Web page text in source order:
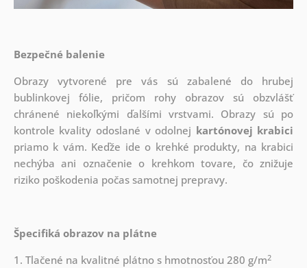
Bezpečné balenie
Obrazy vytvorené pre vás sú zabalené do hrubej
bublinkovej fólie, pričom rohy obrazov sú obzvlášť
chránené niekoľkými ďalšími vrstvami. Obrazy sú po
kontrole kvality odoslané v odolnej kartónovej krabici
priamo k vám. Keďže ide o krehké produkty, na krabici
nechýba ani označenie o krehkom tovare, čo znižuje
riziko poškodenia počas samotnej prepravy.
Špecifiká obrazov na plátne
1. Tlačené na kvalitné plátno s hmotnosťou 280 g/m2